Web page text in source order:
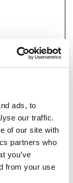
ads, to
our traffic.
of our site with
partners who
you’ve
from your use